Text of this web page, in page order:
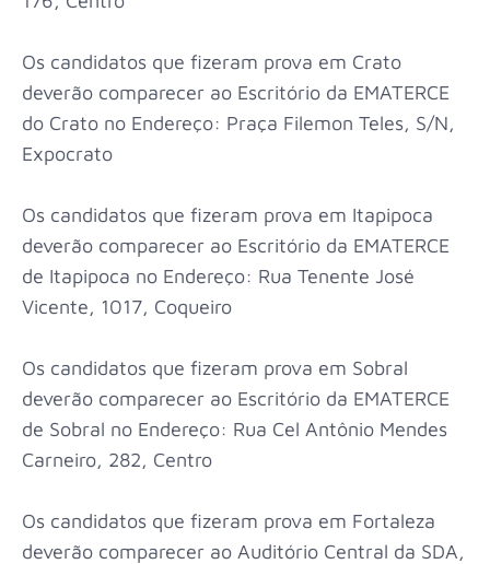
Os candidatos que fizeram prova em Crato
deverão comparecer ao Escritório da EMATERCE
do Crato no Endereço: Praça Filemon Teles, S/N,
Expocrato
Os candidatos que fizeram prova em Itapipoca
deverão comparecer ao Escritório da EMATERCE
de Itapipoca no Endereço: Rua Tenente José
Vicente, 1017, Coqueiro
Os candidatos que fizeram prova em Sobral
deverão comparecer ao Escritório da EMATERCE
de Sobral no Endereço: Rua Cel Antônio Mendes
Carneiro, 282, Centro
Os candidatos que fizeram prova em Fortaleza
deverão comparecer ao Auditório Central da SDA,